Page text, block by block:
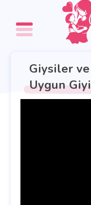
Giysiler
Uygun